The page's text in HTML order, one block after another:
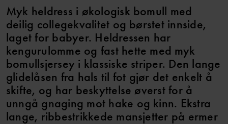
Myk heldress i økologisk bomull med
deilig collegekvalitet og børstet innside,
laget for babyer. Heldressen har
kengurulomme og fast hette med myk
bomullsjersey i klassiske striper. Den lange
glidelåsen fra hals til fot gjør det enkelt å
skifte, og har beskyttelse øverst for å
unngå gnaging mot hake og kinn. Ekstra
lange, ribbestrikkede mansjetter på ermer